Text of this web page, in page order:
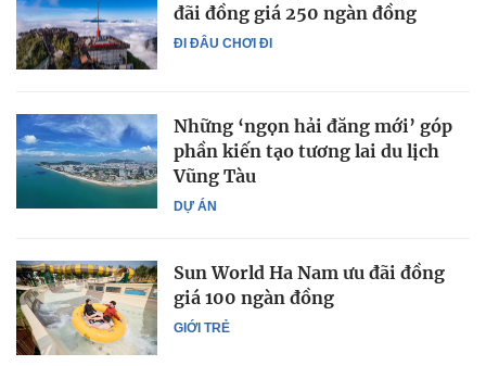
ĐI ĐÂU CHƠI ĐI
đãi đồng giá 250 ngàn đồng
DỰ ÁN
Những ‘ngọn hải đăng mới’ góp
phần kiến tạo tương lai du lịch
Vũng Tàu
GIỚI TRẺ
Sun World Ha Nam ưu đãi đồng
giá 100 ngàn đồng